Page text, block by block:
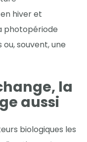
hiver et
photopériode
souvent, une
la
aussi
biologiques les